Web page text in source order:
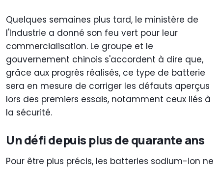
Quelques semaines plus tard, le ministère de
l'Industrie a donné son feu vert pour leur
commercialisation. Le groupe et le
gouvernement chinois s'accordent à dire que,
grâce aux progrès réalisés, ce type de batterie
sera en mesure de corriger les défauts aperçus
lors des premiers essais, notamment ceux liés à
la sécurité.
Un défi depuis plus de quarante ans
Pour être plus précis, les batteries sodium-ion ne